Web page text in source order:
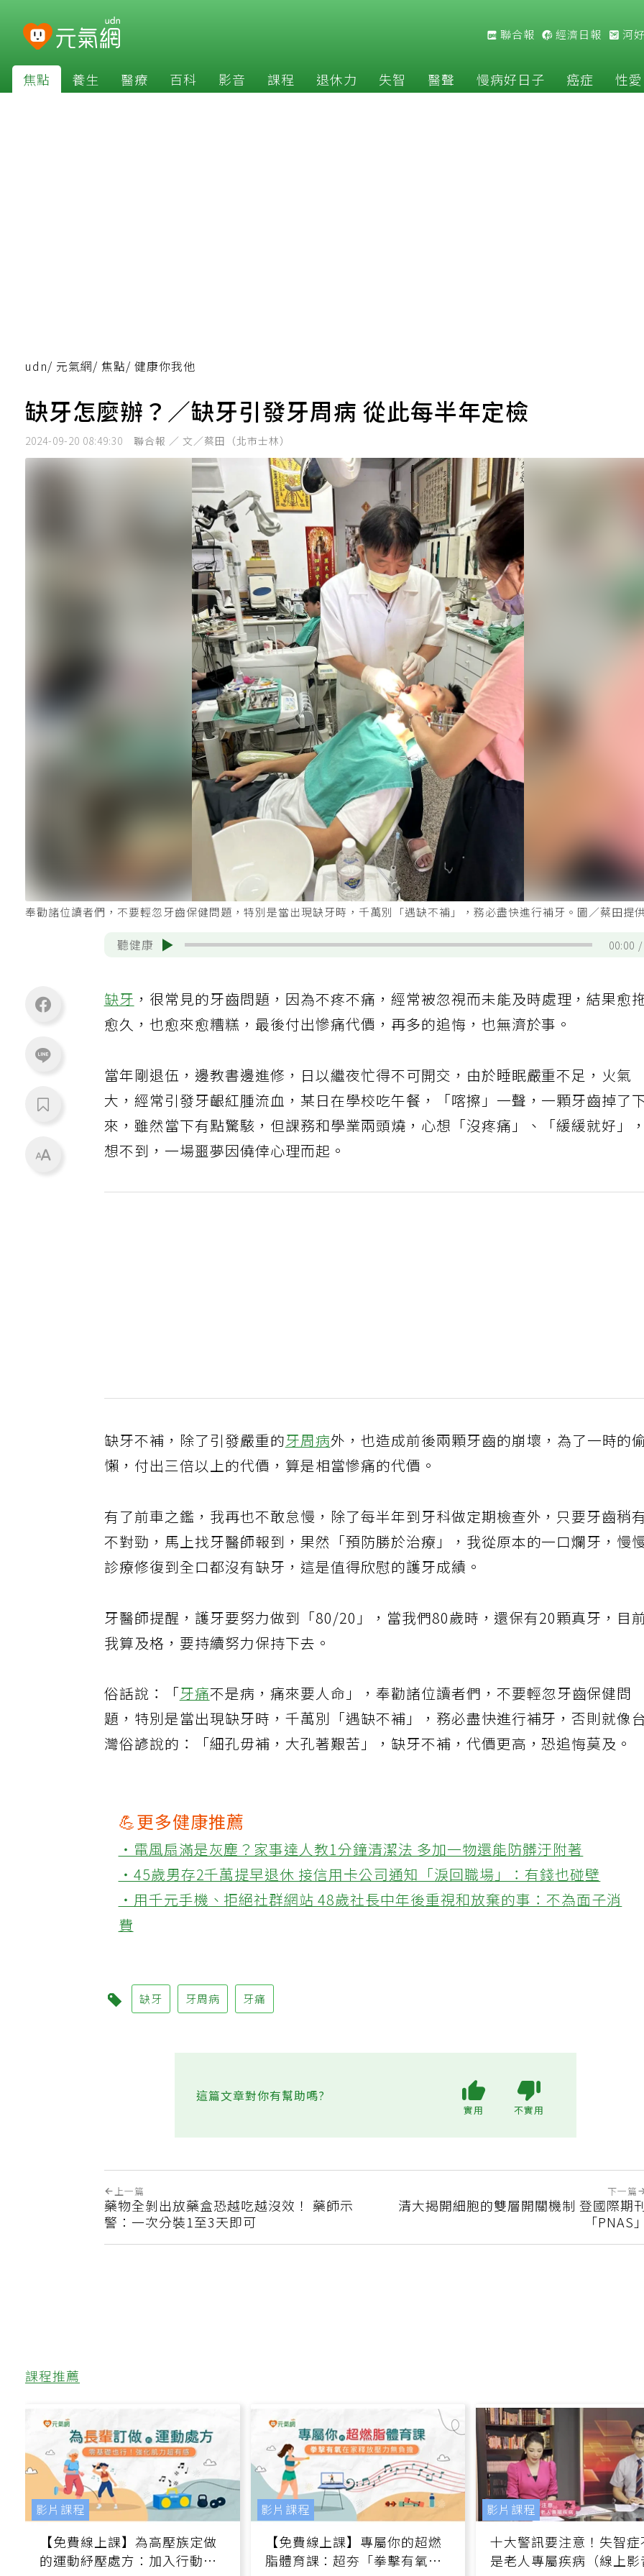
聯合報 經濟日報 河
焦點 養生 醫療 百科 影音 課程 退休力 失智 醫聲 慢病好日子 癌症 性愛
udn/ 元氣網/ 焦點/ 健康你我他
缺牙怎麼辦？／缺牙引發牙周病 從此每半年定檢
2024-09-20 08:49:30 聯合報 ／ 文／蔡田（北市士林）
奉勸諸位讀者們，不要輕忽牙齒保健問題，特別是當出現缺牙時，千萬別「遇缺不補」，務必盡快進行補牙。圖／蔡田提
聽健康 00:00
缺牙 ，很常見的牙齒問題，因為不疼不痛，經常被忽視而未能及時處理，結果愈
愈久，也愈來愈糟糕，最後付出慘痛代價，再多的追悔，也無濟於事。
當年剛退伍，邊教書邊進修，日以繼夜忙得不可開交，由於睡眠嚴重不足，火氣
大，經常引發牙齦紅腫流血，某日在學校吃午餐，「喀擦」一聲，一顆牙齒掉了
來，雖然當下有點驚駭，但課務和學業兩頭燒，心想「沒疼痛」、「緩緩就好」
想不到，一場噩夢因僥倖心理而起。
缺牙不補，除了引發嚴重的牙周病外，也造成前後兩顆牙齒的崩壞，為了一時的
懶，付出三倍以上的代價，算是相當慘痛的代價。
有了前車之鑑，我再也不敢怠慢，除了每半年到牙科做定期檢查外，只要牙齒稍
不對勁，馬上找牙醫師報到，果然「預防勝於治療」，我從原本的一口爛牙，慢
診療修復到全口都沒有缺牙，這是值得欣慰的護牙成績。
牙醫師提醒，護牙要努力做到「80/20」，當我們80歲時，還保有20顆真牙，目
我算及格，要持續努力保持下去。
俗話說：「牙痛不是病，痛來要人命」，奉勸諸位讀者們，不要輕忽牙齒保健問
題，特別是當出現缺牙時，千萬別「遇缺不補」，務必盡快進行補牙，否則就像
灣俗諺說的：「細孔毋補，大孔著艱苦」，缺牙不補，代價更高，恐追悔莫及。
💪更多健康推薦
‧電風扇滿是灰塵？家事達人教1分鐘清潔法 多加一物還能防髒汙附著
‧45歲男存2千萬提早退休 接信用卡公司通知「淚回職場」：有錢也碰壁
‧用千元手機、拒絕社群網站 48歲社長中年後重視和放棄的事：不為面子消
費
缺牙 牙周病 牙痛
這篇文章對你有幫助嗎?
上一篇
藥物全剝出放藥盒恐越吃越沒效！ 藥師示
警：一次分裝1至3天即可
下一篇
清大揭開細胞的雙層開關機制 登國際期
「PNAS
課程推薦
【免費線上課】為高壓族定做
影片課程
【免費線上課】專屬你的超燃
影片課程
十大警訊要注意！失智
影片課程